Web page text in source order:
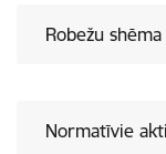
Robežu shēma
Normatīvie akti